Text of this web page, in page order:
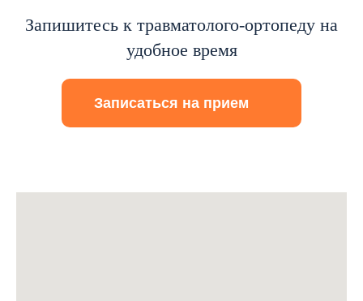
Запишитесь к травматолого-ортопеду на
удобное время
Записаться на прием